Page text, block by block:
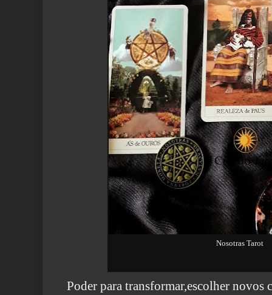
Nosotras Tarot
Poder para transformar,escolher novos